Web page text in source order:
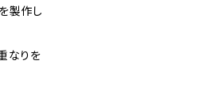
製作し
なりを